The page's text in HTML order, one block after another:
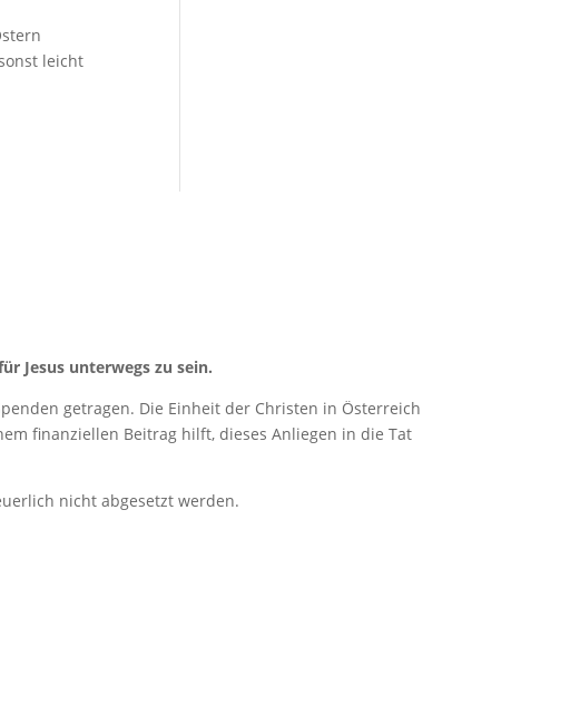
leicht
Jesus unterwegs zu sein.
getragen. Die Einheit der Christen in Österreich
finanziellen Beitrag hilft, dieses Anliegen in die Tat
nicht abgesetzt werden.